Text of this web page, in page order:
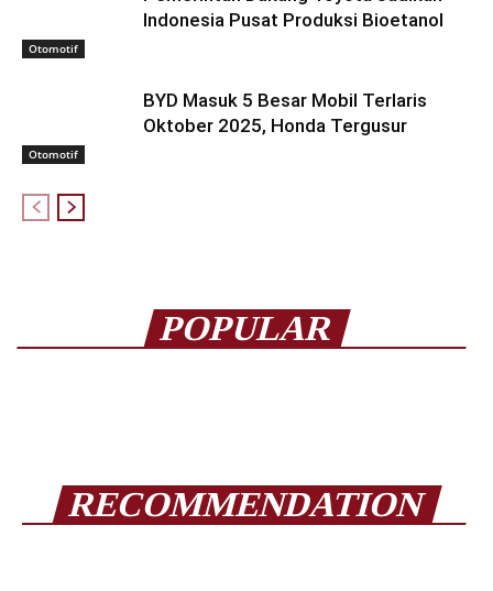
Otomotif
Indonesia Pusat Produksi Bioetanol
Otomotif
BYD Masuk 5 Besar Mobil Terlaris
Oktober 2025, Honda Tergusur
POPULAR
RECOMMENDATION